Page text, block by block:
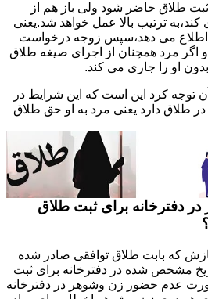
طلاق حاضر شود ولی باز هم از
ترتیب بالا عمل خواهد شد.یعنی
اطلاع می دهد،سپس زوجه درخواست
اگر مرد همچنان از اجرای صیغه طلاق
او را جاری می کند.
آن توجه کرد این است که این شرایط در
طلاق دارد یعنی مرد به او حق طلاق
دفترخانه برای ثبت طلاق
که بابت طلاق توافقی صادر شده
مشخص شده در دفترخانه برای ثبت
عدم حضور زن وشوهر در دفترخانه